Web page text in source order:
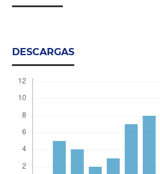
DESCARGAS